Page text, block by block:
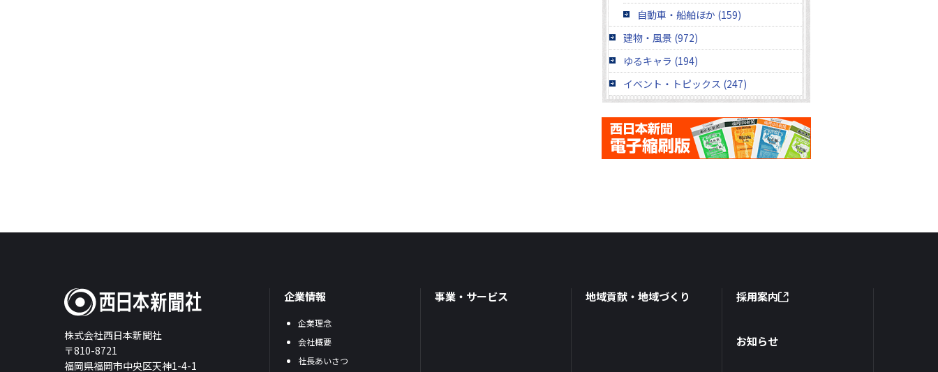
自動車・船舶ほか (159)
建物・風景 (972)
ゆるキャラ (194)
イベント・トピックス (247)
株式会社西日本新聞社
〒810-8721
福岡県福岡市中央区天神1-4-1
企業情報
企業理念
会社概要
社長あいさつ
事業・サービス 地域貢献・地域づくり 採用案内
お知らせ